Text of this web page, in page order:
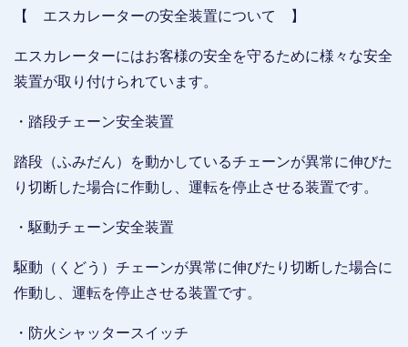
【 エスカレーターの安全装置について 】
エスカレーターにはお客様の安全を守るために様々な安全
装置が取り付けられています。
・踏段チェーン安全装置
踏段（ふみだん）を動かしているチェーンが異常に伸びた
り切断した場合に作動し、運転を停止させる装置です。
・駆動チェーン安全装置
駆動（くどう）チェーンが異常に伸びたり切断した場合に
作動し、運転を停止させる装置です。
・防火シャッタースイッチ